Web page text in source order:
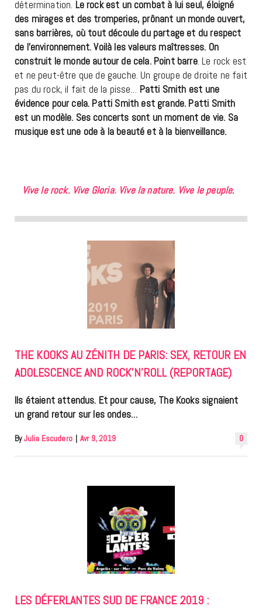
détermination. Le rock est un combat à lui seul, éloigné
des mirages et des tromperies, prônant un monde ouvert,
sans barrières, où tout découle du partage et du respect
de l’environnement. Voilà les valeurs maîtresses. On
construit le monde autour de cela. Point barre. Le rock est
et ne peut-être que de gauche. Un groupe de droite ne fait
pas du rock, il fait de la pisse… Patti Smith est une
évidence pour cela. Patti Smith est grande. Patti Smith
est un modèle. Ses concerts sont un moment de vie. Sa
musique est une ode à la beauté et à la bienveillance.
Vive le rock. Vive Gloria. Vive la nature. Vive le peuple.
THE KOOKS AU ZÉNITH DE PARIS: SEX, RETOUR EN
ADOLESCENCE AND ROCK’N’ROLL (REPORTAGE)
Ils étaient attendus. Et pour cause, The Kooks signaient
un grand retour sur les ondes…
0
By Julia Escudero Avr 9, 2019
LES DÉFERLANTES SUD DE FRANCE 2019 :